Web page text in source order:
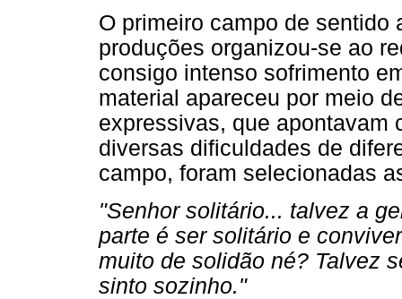
O primeiro campo de sentido
produções organizou-se ao
consigo intenso sofrimento
material apareceu por meio
expressivas, que apontavam
diversas dificuldades de
campo, foram selecionadas
"Senhor solitário... talvez a
parte é ser solitário e
muito de solidão né? Talvez
sinto sozinho."